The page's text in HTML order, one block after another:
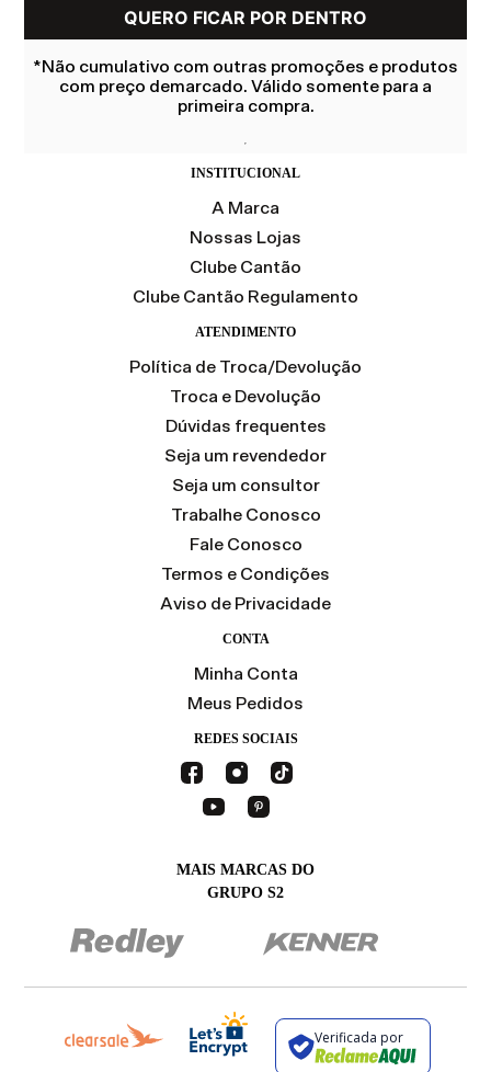
*Não cumulativo com outras promoções e produtos
com preço demarcado. Válido somente para a
primeira compra.
INSTITUCIONAL
A Marca
Nossas Lojas
Clube Cantão
Clube Cantão Regulamento
ATENDIMENTO
Política de Troca/Devolução
Troca e Devolução
Dúvidas frequentes
Seja um revendedor
Seja um consultor
Trabalhe Conosco
Fale Conosco
Termos e Condições
Aviso de Privacidade
CONTA
Minha Conta
Meus Pedidos
REDES SOCIAIS
MAIS MARCAS DO
GRUPO S2
Verificada por